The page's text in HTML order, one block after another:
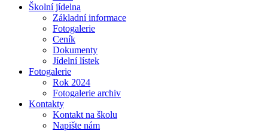
Školní jídelna
Základní informace
Fotogalerie
Ceník
Dokumenty
Jídelní lístek
Fotogalerie
Rok 2024
Fotogalerie archiv
Kontakty
Kontakt na školu
Napište nám